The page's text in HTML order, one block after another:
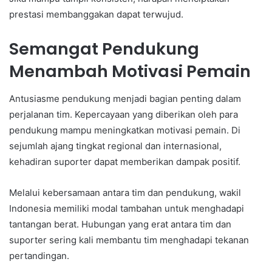
prestasi membanggakan dapat terwujud.
Semangat Pendukung
Menambah Motivasi Pemain
Antusiasme pendukung menjadi bagian penting dalam
perjalanan tim. Kepercayaan yang diberikan oleh para
pendukung mampu meningkatkan motivasi pemain. Di
sejumlah ajang tingkat regional dan internasional,
kehadiran suporter dapat memberikan dampak positif.
Melalui kebersamaan antara tim dan pendukung, wakil
Indonesia memiliki modal tambahan untuk menghadapi
tantangan berat. Hubungan yang erat antara tim dan
suporter sering kali membantu tim menghadapi tekanan
pertandingan.